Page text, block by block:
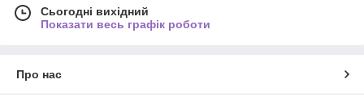
Сьогодні вихідний
Показати весь графік роботи
Про нас